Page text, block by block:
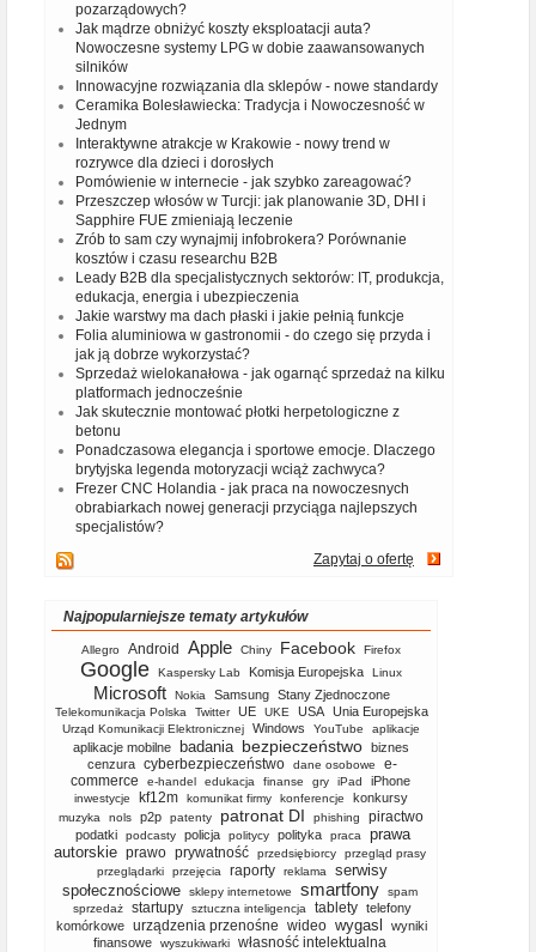
pozarządowych?
Jak mądrze obniżyć koszty eksploatacji auta?
Nowoczesne systemy LPG w dobie zaawansowanych
silników
Innowacyjne rozwiązania dla sklepów - nowe standardy
Ceramika Bolesławiecka: Tradycja i Nowoczesność w
Jednym
Interaktywne atrakcje w Krakowie - nowy trend w
rozrywce dla dzieci i dorosłych
Pomówienie w internecie - jak szybko zareagować?
Przeszczep włosów w Turcji: jak planowanie 3D, DHI i
Sapphire FUE zmieniają leczenie
Zrób to sam czy wynajmij infobrokera? Porównanie
kosztów i czasu researchu B2B
Leady B2B dla specjalistycznych sektorów: IT, produkcja,
edukacja, energia i ubezpieczenia
Jakie warstwy ma dach płaski i jakie pełnią funkcje
Folia aluminiowa w gastronomii - do czego się przyda i
jak ją dobrze wykorzystać?
Sprzedaż wielokanałowa - jak ogarnąć sprzedaż na kilku
platformach jednocześnie
Jak skutecznie montować płotki herpetologiczne z
betonu
Ponadczasowa elegancja i sportowe emocje. Dlaczego
brytyjska legenda motoryzacji wciąż zachwyca?
Frezer CNC Holandia - jak praca na nowoczesnych
obrabiarkach nowej generacji przyciąga najlepszych
specjalistów?
Zapytaj o ofertę
Najpopularniejsze tematy artykułów
Allegro Android Apple Chiny Facebook Firefox
Google Kaspersky Lab Komisja Europejska Linux
Microsoft Nokia Samsung Stany Zjednoczone
Telekomunikacja Polska Twitter UE UKE USA Unia Europejska
Urząd Komunikacji Elektronicznej Windows YouTube aplikacje
aplikacje mobilne badania bezpieczeństwo biznes
cenzura cyberbezpieczeństwo dane osobowe
e-
commerce
e-handel edukacja finanse gry iPad iPhone
inwestycje kf12m komunikat firmy konferencje konkursy
muzyka nols p2p patenty patronat DI phishing piractwo
podatki podcasty policja politycy polityka praca
prawa
autorskie prawo prywatność przedsiębiorcy
przegląd prasy
przeglądarki
przejęcia raporty reklama
serwisy
społecznościowe
sklepy internetowe smartfony
spam
sprzedaż
startupy sztuczna inteligencja tablety telefony
komórkowe
urządzenia przenośne wideo wygasl
wyniki
finansowe
wyszukiwarki własność intelektualna